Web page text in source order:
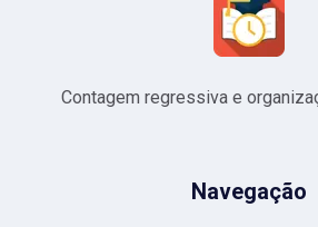
Contagem regressiva e
Navegação